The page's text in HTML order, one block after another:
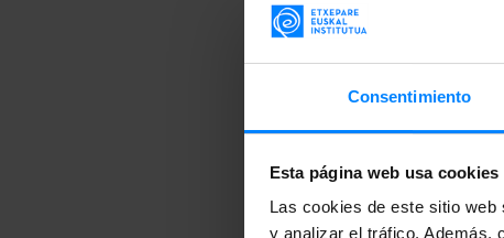
Consentimiento
Esta página web usa cookies
Las cookies de este sitio
y analizar el tráfico. Además,
Elplazo de
RESUMEN